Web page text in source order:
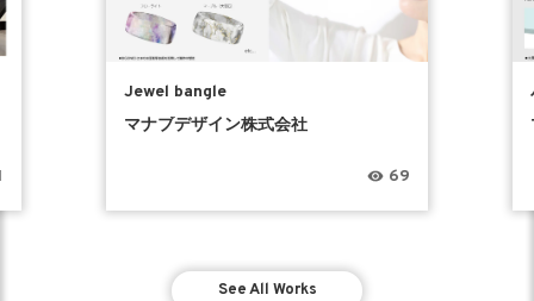
Jewel bangle
マナブデザイン株式会社
69
See All Works